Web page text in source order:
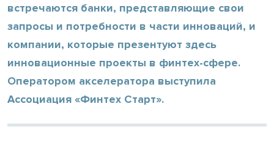
встречаются банки, представляющие свои
запросы и потребности в части инноваций, и
компании, которые презентуют здесь
инновационные проекты в финтех-сфере.
Оператором акселератора выступила
Ассоциация «Финтех Старт».